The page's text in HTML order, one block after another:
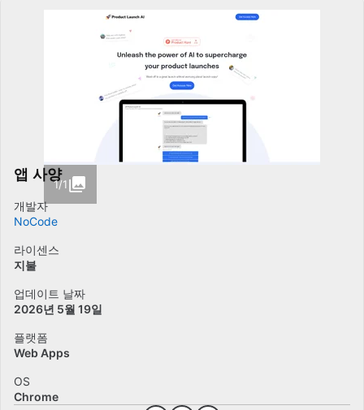
1/1
앱 사양
개발자
NoCode
라이센스
지불
업데이트 날짜
2026년 5월 19일
플랫폼
Web Apps
OS
Chrome